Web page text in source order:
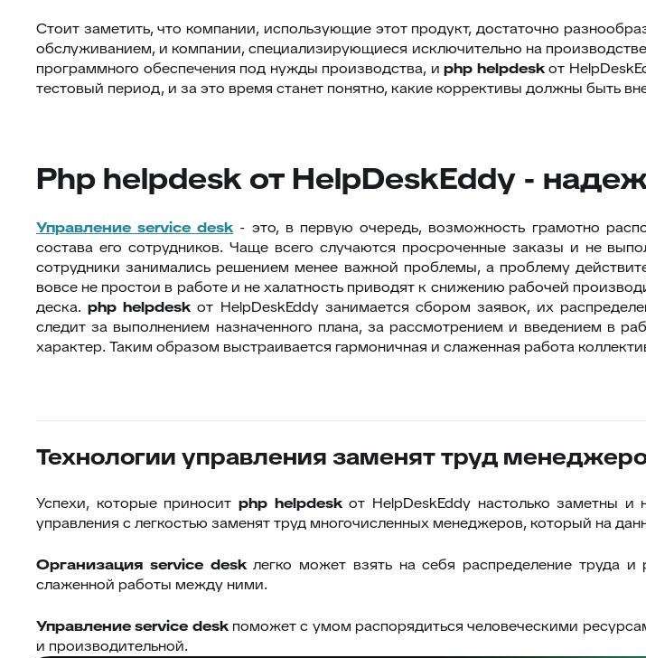
Стоит заметить, что компании, использующие этот продукт, достаточно
обслуживанием, и компании, специализирующиеся исключительно на
программного обеспечения под нужды производства, иphp helpdeskот
тестовый период, и за это время станет понятно, какие коррективы должны быть
Php helpdesk от HelpDeskEddy -
Управление service desk - это, в первую очередь, возможность грамотно
состава его сотрудников. Чаще всего случаются просроченные заказы и не
сотрудники занимались решением менее важной проблемы, а проблему
вовсе не простои в работе и не халатность приводят к снижению рабочей
деска.php helpdesk от HelpDeskEddy занимается сбором заявок, их
следит за выполнением назначенного плана, за рассмотрением и введением в
характер. Таким образом выстраивается гармоничная и слаженная работа
Технологии управления заменят труд
Успехи, которые приносит php helpdeskот HelpDeskEddy настолько заметны и
управления с легкостью заменят труд многочисленных менеджеров, который на
Организация service deskлегко может взять на себя распределение труда и
слаженной работы между ними.
Управление service deskпоможет с умом распорядиться человеческими
и производительной.